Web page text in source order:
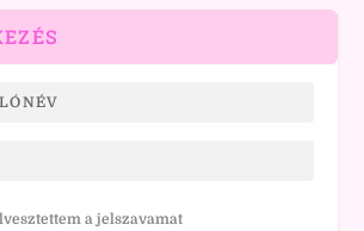
a jelszavamat